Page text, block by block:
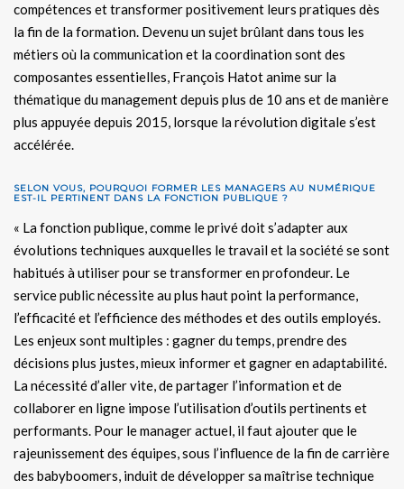
compétences et transformer positivement leurs pratiques dès
la fin de la formation. Devenu un sujet brûlant dans tous les
métiers où la communication et la coordination sont des
composantes essentielles, François Hatot anime sur la
thématique du management depuis plus de 10 ans et de manière
plus appuyée depuis 2015, lorsque la révolution digitale s’est
accélérée.
SELON VOUS, POURQUOI FORMER LES MANAGERS AU NUMÉRIQUE
EST-IL PERTINENT DANS LA FONCTION PUBLIQUE ?
« La fonction publique, comme le privé doit s’adapter aux
évolutions techniques auxquelles le travail et la société se sont
habitués à utiliser pour se transformer en profondeur. Le
service public nécessite au plus haut point la performance,
l’efficacité et l’efficience des méthodes et des outils employés.
Les enjeux sont multiples : gagner du temps, prendre des
décisions plus justes, mieux informer et gagner en adaptabilité.
La nécessité d’aller vite, de partager l’information et de
collaborer en ligne impose l’utilisation d’outils pertinents et
performants. Pour le manager actuel, il faut ajouter que le
rajeunissement des équipes, sous l’influence de la fin de carrière
des babyboomers, induit de développer sa maîtrise technique